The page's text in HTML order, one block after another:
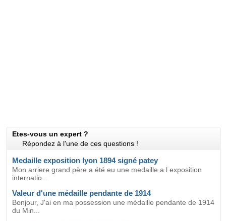
Etes-vous un expert ?
Répondez à l'une de ces questions !
Medaille exposition lyon 1894 signé patey
Mon arriere grand père a été eu une medaille a l exposition
internatio...
Valeur d'une médaille pendante de 1914
Bonjour, J'ai en ma possession une médaille pendante de 1914
du Min...